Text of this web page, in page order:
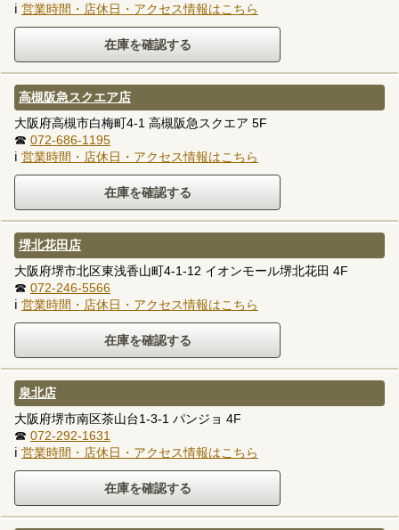
ℹ 営業時間・店休日・アクセス情報はこちら
高槻阪急スクエア店
大阪府高槻市白梅町4-1 高槻阪急スクエア 5F
☎ 072-686-1195
ℹ 営業時間・店休日・アクセス情報はこちら
堺北花田店
大阪府堺市北区東浅香山町4-1-12 イオンモール堺北花田 4F
☎ 072-246-5566
ℹ 営業時間・店休日・アクセス情報はこちら
泉北店
大阪府堺市南区茶山台1-3-1 パンジョ 4F
☎ 072-292-1631
ℹ 営業時間・店休日・アクセス情報はこちら